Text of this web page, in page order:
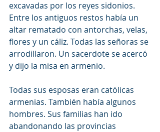
excavadas por los reyes sidonios.
Entre los antiguos restos había un
altar rematado con antorchas, velas,
flores y un cáliz. Todas las señoras se
arrodillaron. Un sacerdote se acercó
y dijo la misa en armenio.
Todas sus esposas eran católicas
armenias. También había algunos
hombres. Sus familias han ido
abandonando las provincias